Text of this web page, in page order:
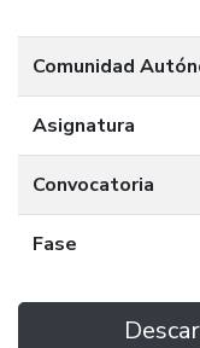
Comunidad
Asignatura
Convocatoria
Fase